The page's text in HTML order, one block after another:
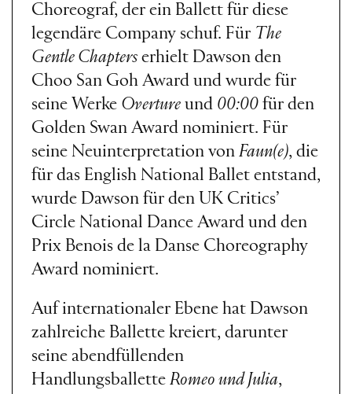
Choreograf, der ein Ballett für diese
legendäre Company schuf. Für The
Gentle Chapters erhielt Dawson den
Choo San Goh Award und wurde für
seine Werke Overture und 00:00 für den
Golden Swan Award nominiert. Für
seine Neuinterpretation von Faun(e), die
für das English National Ballet entstand,
wurde Dawson für den UK Critics’
Circle National Dance Award und den
Prix Benois de la Danse Choreography
Award nominiert.
Auf internationaler Ebene hat Dawson
zahlreiche Ballette kreiert, darunter
seine abendfüllenden
Handlungsballette Romeo und Julia,